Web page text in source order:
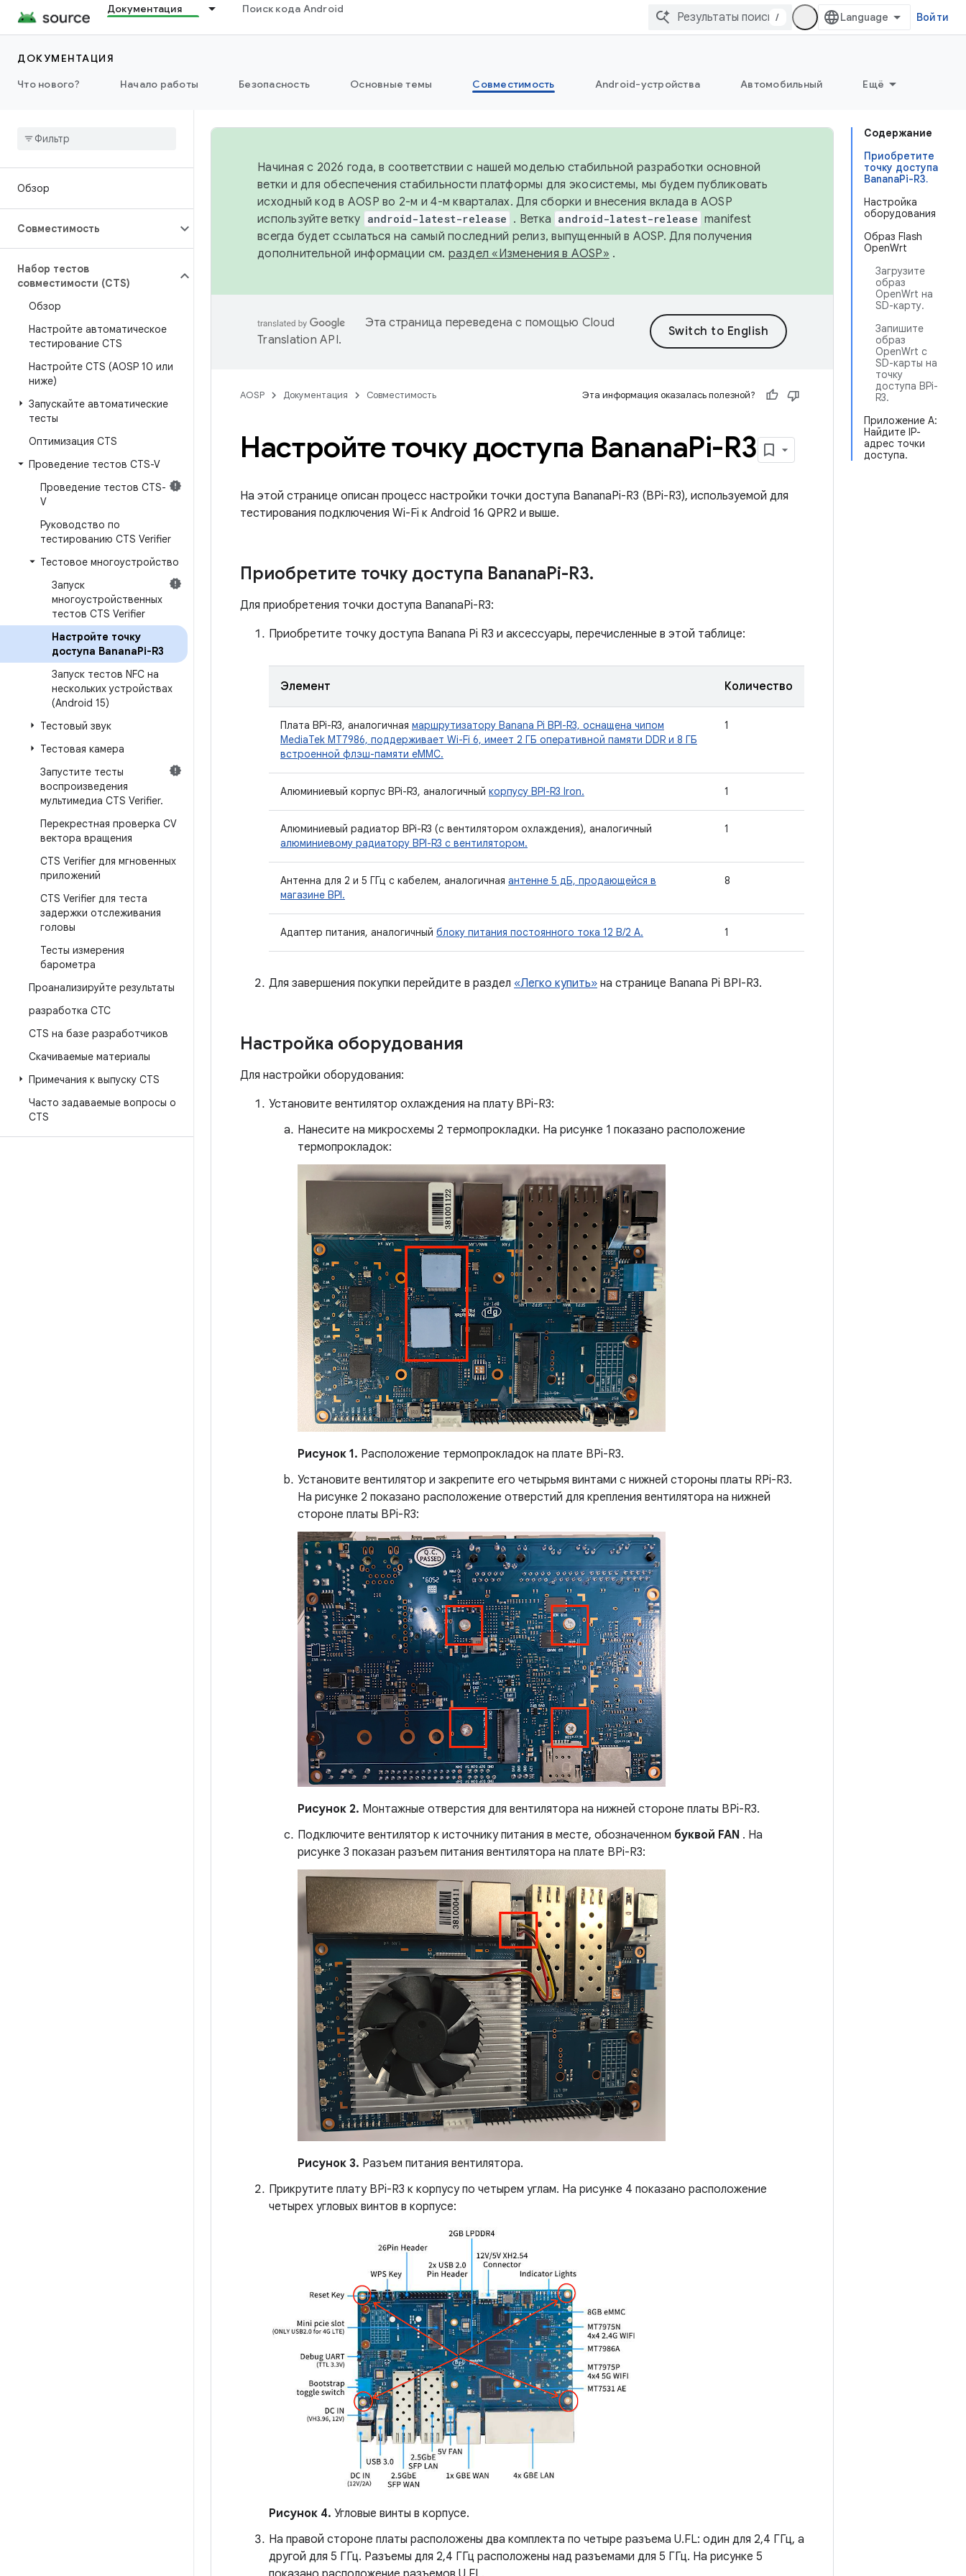
Документация Поиск кода Android
/ Войти
ДОКУМЕНТАЦИЯ
Что нового?
Начало работы Безопасность Основные темы Совместимость Android-устройства Автомобильный Ещё
Обзор
Совместимость
Набор тестов
совместимости (CTS)
Обзор
Настройте автоматическое
тестирование CTS
Настройте CTS (AOSP 10 или
ниже)
Запускайте автоматические
тесты
Оптимизация CTS
Проведение тестов CTS-V
Проведение тестов CTS-
V
Руководство по
тестированию CTS Verifier
Тестовое многоустройство
Запуск
многоустройственных
тестов CTS Verifier
Настройте точку
доступа BananaPi-R3
Запуск тестов NFC на
нескольких устройствах
(Android 15)
Тестовый звук
Тестовая камера
Запустите тесты
воспроизведения
мультимедиа CTS Verifier.
Перекрестная проверка CV
вектора вращения
CTS Verifier для мгновенных
приложений
CTS Verifier для теста
задержки отслеживания
головы
Тесты измерения
барометра
Проанализируйте результаты
разработка СТС
CTS на базе разработчиков
Скачиваемые материалы
Примечания к выпуску CTS
Часто задаваемые вопросы о
CTS
Содержание
Приобретите
точку доступа
BananaPi-R3.
Настройка
оборудования
Образ Flash
OpenWrt
Загрузите
образ
OpenWrt на
SD-карту.
Запишите
образ
OpenWrt с
SD-карты на
точку
доступа BPi-
R3.
Приложение А:
Найдите IP-
адрес точки
доступа.
Начиная с 2026 года, в соответствии с нашей моделью стабильной разработки основной
ветки и для обеспечения стабильности платформы для экосистемы, мы будем публиковать
исходный код в AOSP во 2-м и 4-м кварталах. Для сборки и внесения вклада в AOSP
используйте ветку android-latest-release . Ветка android-latest-release manifest
всегда будет ссылаться на самый последний релиз, выпущенный в AOSP. Для получения
дополнительной информации см. раздел «Изменения в AOSP» .
Эта страница переведена с помощью Cloud
Translation API.
AOSP Документация Совместимость Эта информация оказалась полезной?
Настройте точку доступа BananaPi-R3
На этой странице описан процесс настройки точки доступа BananaPi-R3 (BPi-R3), используемой для
тестирования подключения Wi-Fi к Android 16 QPR2 и выше.
Приобретите точку доступа BananaPi-R3.
Для приобретения точки доступа BananaPi-R3:
Приобретите точку доступа Banana Pi R3 и аксессуары, перечисленные в этой таблице:
Элемент Количество
Плата BPi-R3, аналогичная маршрутизатору Banana Pi BPI-R3, оснащена чипом
MediaTek MT7986, поддерживает Wi-Fi 6, имеет 2 ГБ оперативной памяти DDR и 8 ГБ
встроенной флэш-памяти eMMC.
1
Алюминиевый корпус BPi-R3, аналогичный корпусу BPI-R3 Iron. 1
Алюминиевый радиатор BPi-R3 (с вентилятором охлаждения), аналогичный
алюминиевому радиатору BPI-R3 с вентилятором.
1
Антенна для 2 и 5 ГГц с кабелем, аналогичная антенне 5 дБ, продающейся в
магазине BPI.
8
Адаптер питания, аналогичный блоку питания постоянного тока 12 В/2 А. 1
Для завершения покупки перейдите в раздел «Легко купить» на странице Banana Pi BPI-R3.
Настройка оборудования
Для настройки оборудования:
Установите вентилятор охлаждения на плату BPi-R3:
Нанесите на микросхемы 2 термопрокладки. На рисунке 1 показано расположение
термопрокладок:
Рисунок 1. Расположение термопрокладок на плате BPi-R3.
Установите вентилятор и закрепите его четырьмя винтами с нижней стороны платы RPi-R3.
На рисунке 2 показано расположение отверстий для крепления вентилятора на нижней
стороне платы BPi-R3:
Рисунок 2. Монтажные отверстия для вентилятора на нижней стороне платы BPi-R3.
Подключите вентилятор к источнику питания в месте, обозначенном буквой FAN . На
рисунке 3 показан разъем питания вентилятора на плате BPi-R3:
Рисунок 3. Разъем питания вентилятора.
Прикрутите плату BPi-R3 к корпусу по четырем углам. На рисунке 4 показано расположение
четырех угловых винтов в корпусе:
Рисунок 4. Угловые винты в корпусе.
На правой стороне платы расположены два комплекта по четыре разъема U.FL: один для 2,4 ГГц, а
другой для 5 ГГц. Разъемы для 2,4 ГГц расположены над разъемами для 5 ГГц. На рисунке 5